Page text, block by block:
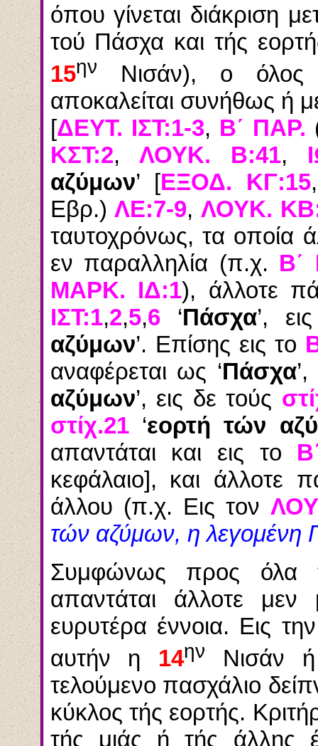
όπου γίνεται διάκριση
τού Πάσχα και τής
15ην
Νισάν), ο όλος
αποκαλείται συνήθως ή
[ΔΕΥΤ. ΙΣΤ:1-3, Β΄ ΠΑΡ.
ΚΣΤ:2,ΛΟΥΚ. Β:41,
αζύμων’ [ΕΞΟΔ. ΚΓ:15
Εβρ.)ΛΕ:7-9,ΛΟΥΚ.
ταυτοχρόνως, τα οποία
εν παραλληλία (π.χ. Β΄
ΜΑΡΚ. ΙΔ:1), άλλοτε
ΙΣΤ:1,2,5,6‘Πάσχα’,
αζύμων’. Επίσης εις το
αναφέρεται ως ‘Πάσχα
αζύμων’, εις δε τούς
στίχ.21‘εορτή τών
απαντάται και εις το
κεφάλαιο], και άλλοτε
άλλου (π.χ. Εις τον
τών αζύμων, η λεγομένη
Συμφώνως προς όλα
απαντάται άλλοτε
ευρυτέρα έννοια. Εις
αυτήν η 14ην
Νισάν
τελούμενο πασχάλιο
κύκλος τής εορτής.
τής μιάς ή τής άλλης